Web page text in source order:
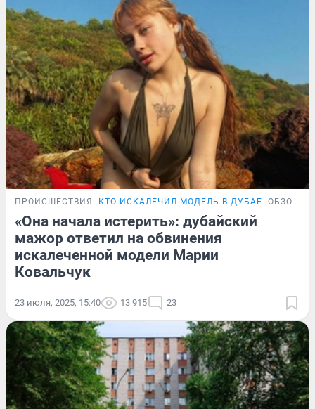
ПРОИСШЕСТВИЯ КТО ИСКАЛЕЧИЛ МОДЕЛЬ В ДУБАЕ ОБЗОР
«Она начала истерить»: дубайский
мажор ответил на обвинения
искалеченной модели Марии
Ковальчук
23 июля, 2025, 15:40 13 915 23